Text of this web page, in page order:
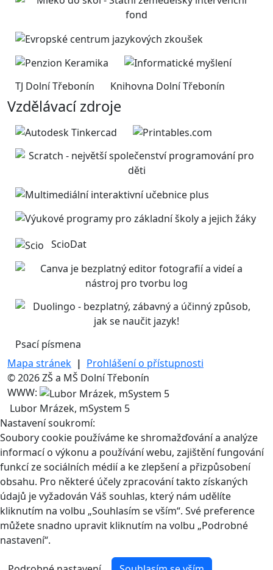
TJ Dolní Třebonín Knihovna Dolní Třebonín
Vzdělávací zdroje
ScioDat
Psací písmena
Mapa stránek | Prohlášení o přístupnosti
© 2026 ZŠ a MŠ Dolní Třebonín
WWW:
Lubor Mrázek, mSystem 5
Nastavení soukromí:
Soubory cookie používáme ke shromažďování a analýze
informací o výkonu a používání webu, zajištění fungování
funkcí ze sociálních médií a ke zlepšení a přizpůsobení
obsahu. Pro některé účely zpracování takto získaných
údajů je vyžadován Váš souhlas, který nám udělíte
kliknutím na volbu „Souhlasím se vším“. Své preference
můžete snadno upravit kliknutím na volbu „Podrobné
nastavení“.